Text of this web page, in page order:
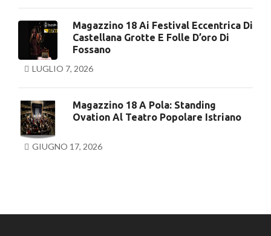
Magazzino 18 Ai Festival Eccentrica Di
Castellana Grotte E Folle D’oro Di
Fossano
LUGLIO 7, 2026
Magazzino 18 A Pola: Standing
Ovation Al Teatro Popolare Istriano
GIUGNO 17, 2026